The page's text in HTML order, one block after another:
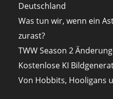
Deutschland
Was tun wir, wenn ein
zurast?
TWW Season 2
Kostenlose KI
Von Hobbits, Hooligans